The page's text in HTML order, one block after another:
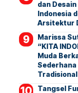
dan
Indonesia
Arsitektur
Marissa
“KITA
Muda
Tradisional
Tangsel